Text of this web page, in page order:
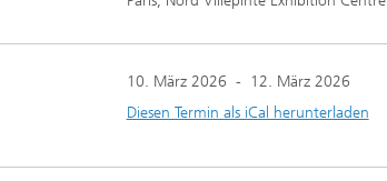
10. März 2026 -
12. März 2026
Diesen Termin als iCal herunterladen